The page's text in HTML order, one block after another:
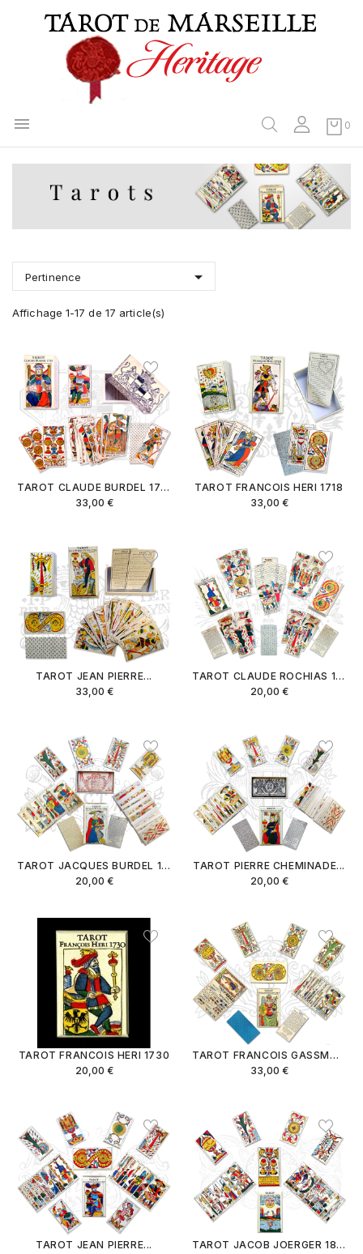
 0
Pertinence 
Affichage 1-17 de 17 article(s)
TAROT CLAUDE BURDEL 1751
33,00 €
TAROT FRANCOIS HERI 1718
33,00 €
TAROT JEAN PIERRE...
33,00 €
TAROT CLAUDE ROCHIAS 1754
20,00 €
TAROT JACQUES BURDEL 1813
20,00 €
TAROT PIERRE CHEMINADE...
20,00 €
TAROT FRANCOIS HERI 1730
20,00 €
TAROT FRANCOIS GASSMANN
33,00 €
TAROT JEAN PIERRE...
TAROT JACOB JOERGER 1801